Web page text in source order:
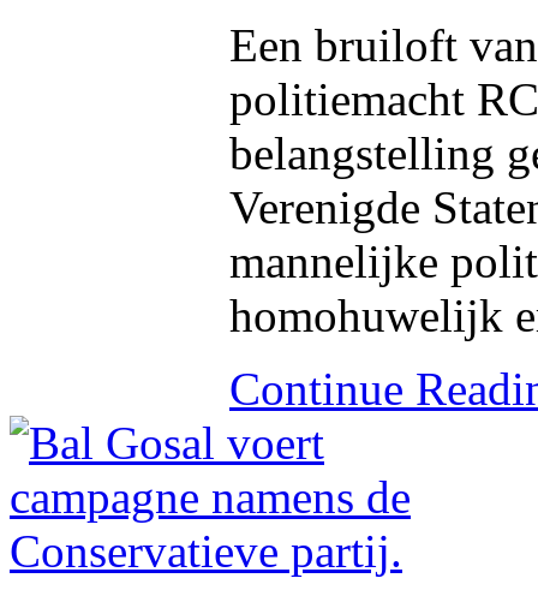
Een bruiloft van
politiemacht
belangstelling
Verenigde
mannelijke
homohuwelijk
Continue